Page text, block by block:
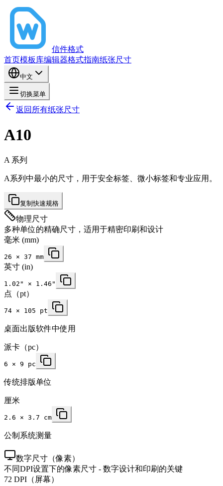
信件格式
首页模板库编辑器格式指南纸张尺寸
中文
切换菜单
返回所有纸张尺寸
A10
A 系列
A系列中最小的尺寸，用于安全标签、微小标签和专业应用。
复制快速规格
物理尺寸
多种单位的精确尺寸，适用于精密印刷和设计
毫米 (mm)
26 × 37 mm
英寸 (in)
1.02 " × 1.46 "
点（pt）
74 × 105 pt
桌面出版软件中使用
派卡（pc）
6 × 9 pc
传统排版单位
厘米
2.6 × 3.7 cm
公制系统测量
数字尺寸（像素）
不同DPI设置下的像素尺寸 - 数字设计和印刷的关键
72 DPI（屏幕）